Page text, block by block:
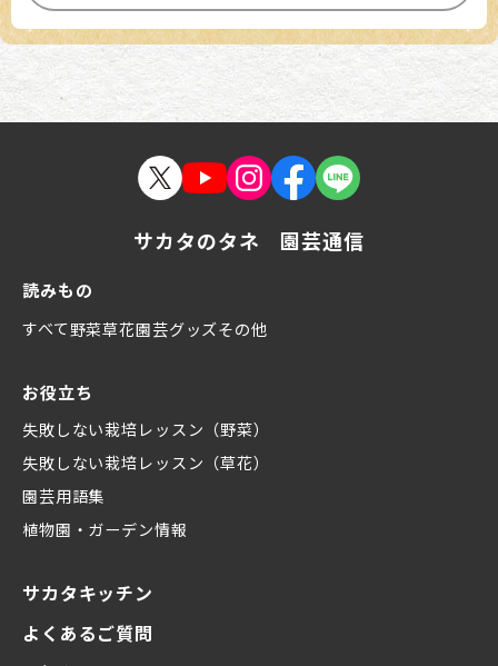
サカタのタネ 園芸通信
読みもの
すべて野菜草花園芸グッズその他
お役立ち
失敗しない栽培レッスン（野菜）
失敗しない栽培レッスン（草花）
園芸用語集
植物園・ガーデン情報
サカタキッチン
よくあるご質問